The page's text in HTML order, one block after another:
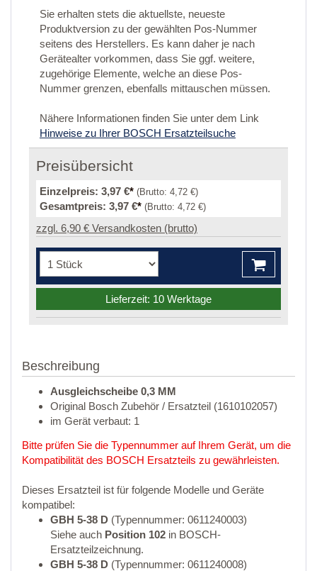
Sie erhalten stets die aktuellste, neueste
Produktversion zu der gewählten Pos-Nummer
seitens des Herstellers. Es kann daher je nach
Gerätealter vorkommen, dass Sie ggf. weitere,
zugehörige Elemente, welche an diese Pos-
Nummer grenzen, ebenfalls mittauschen müssen.
Nähere Informationen finden Sie unter dem Link
Hinweise zu Ihrer BOSCH Ersatzteilsuche
Preisübersicht
Einzelpreis: 3,97 €* (Brutto: 4,72 €)
Gesamtpreis: 3,97 €* (Brutto: 4,72 €)
zzgl. 6,90 € Versandkosten (brutto)
Lieferzeit: 10 Werktage
Beschreibung
Ausgleichscheibe 0,3 MM
Original Bosch Zubehör / Ersatzteil (1610102057)
im Gerät verbaut: 1
Bitte prüfen Sie die Typennummer auf Ihrem Gerät, um die
Kompatibilität des BOSCH Ersatzteils zu gewährleisten.
Dieses Ersatzteil ist für folgende Modelle und Geräte
kompatibel:
GBH 5-38 D (Typennummer: 0611240003)
Siehe auch Position 102 in BOSCH-
Ersatzteilzeichnung.
GBH 5-38 D (Typennummer: 0611240008)